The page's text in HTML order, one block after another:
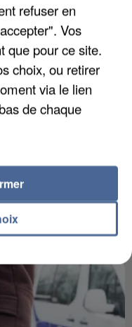
DE LA DZ
refuser en
Vos
que pour ce site.
choix, ou retirer
via le lien
de chaque